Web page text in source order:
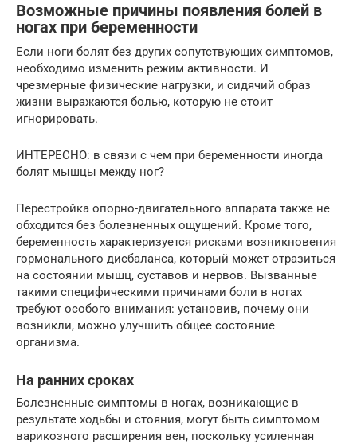
Возможные причины появления болей в
ногах при беременности
Если ноги болят без других сопутствующих симптомов,
необходимо изменить режим активности. И
чрезмерные физические нагрузки, и сидячий образ
жизни выражаются болью, которую не стоит
игнорировать.
ИНТЕРЕСНО: в связи с чем при беременности иногда
болят мышцы между ног?
Перестройка опорно-двигательного аппарата также не
обходится без болезненных ощущений. Кроме того,
беременность характеризуется рисками возникновения
гормонального дисбаланса, который может отразиться
на состоянии мышц, суставов и нервов. Вызванные
такими специфическими причинами боли в ногах
требуют особого внимания: установив, почему они
возникли, можно улучшить общее состояние
организма.
На ранних сроках
Болезненные симптомы в ногах, возникающие в
результате ходьбы и стояния, могут быть симптомом
варикозного расширения вен, поскольку усиленная